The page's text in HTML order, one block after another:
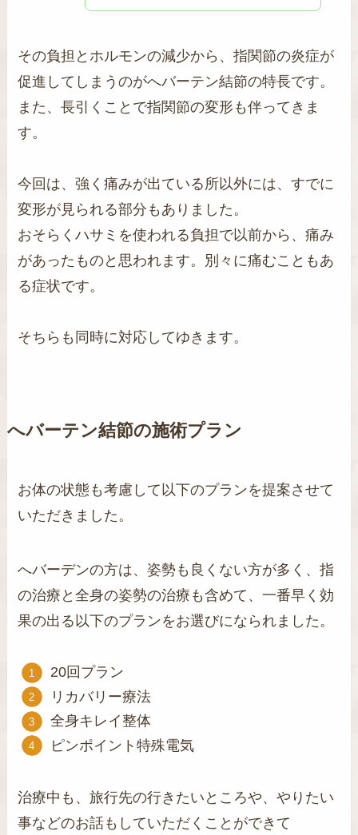
その負担とホルモンの減少から、指関節の炎症が
促進してしまうのがへバーテン結節の特長です。
また、長引くことで指関節の変形も伴ってきま
す。
今回は、強く痛みが出ている所以外には、すでに
変形が見られる部分もありました。
おそらくハサミを使われる負担で以前から、痛み
があったものと思われます。別々に痛むこともあ
る症状です。
そちらも同時に対応してゆきます。
へバーテン結節の施術プラン
お体の状態も考慮して以下のプランを提案させて
いただきました。
へバーデンの方は、姿勢も良くない方が多く、指
の治療と全身の姿勢の治療も含めて、一番早く効
果の出る以下のプランをお選びになられました。
20回プラン
リカバリー療法
全身キレイ整体
ピンポイント特殊電気
治療中も、旅行先の行きたいところや、やりたい
事などのお話もしていただくことができて